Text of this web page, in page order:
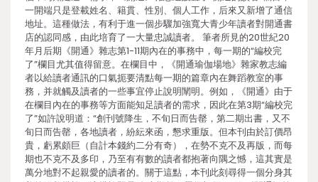
一開端只是登載姓名、籍貫、性別、個人工作，后來又新增了通信
地址。這種做法，有利于進一個步驟加強寬大青少年讀者對開通書
店的認同感，由此培育了一大量忠誠讀者。 筆者所見的20世紀20
年月后期《開通》雜志第1-11期內在的事務中，每一期的“編校完
了”欄目尤其值得留意。在欄目中，《開通瑜伽場地》雜家教志編
者以給讀者通訊的口氣扼要清點每一期的篇章內在舞蹈教室的事
務，并就觸及讀者的一些事宜停止說明闡明。例如，《開通》由于
在欄目內在的事務等方面能知足讀者的需求，因此在第3期“編校完
了”如許說明道：“創刊號降生，不旬日而告罄，第二期出書，又不
旬日而告罄，各地讀者，紛紜來函，懇求重版。但本刊由於訂價昂
貴，虧累頗巨（自計本錢約二分有奇），在勢不克不及再版，而每
期也不克不及多印，乃至有有數的讀者都抱著向隅之憾，這其實是
萬分地對不起親愛的讀者的。關于這點，本刊此刻尋得一個分身其